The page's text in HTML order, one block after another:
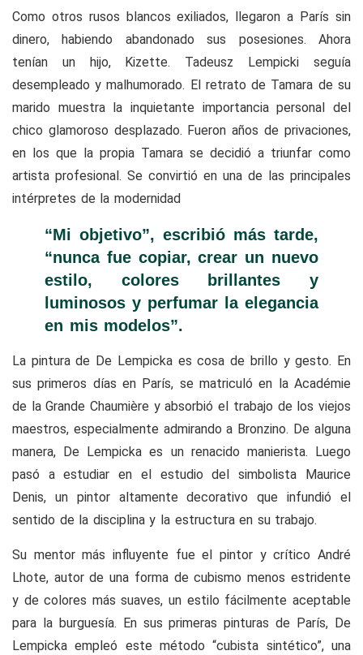
Como otros rusos blancos exiliados, llegaron a París sin
dinero, habiendo abandonado sus posesiones. Ahora
tenían un hijo, Kizette. Tadeusz Lempicki seguía
desempleado y malhumorado. El retrato de Tamara de su
marido muestra la inquietante importancia personal del
chico glamoroso desplazado. Fueron años de privaciones,
en los que la propia Tamara se decidió a triunfar como
artista profesional. Se convirtió en una de las principales
intérpretes de la modernidad
“Mi objetivo”, escribió más tarde,
“nunca fue copiar, crear un nuevo
estilo, colores brillantes y
luminosos y perfumar la elegancia
en mis modelos”.
La pintura de De Lempicka es cosa de brillo y gesto. En
sus primeros días en París, se matriculó en la Académie
de la Grande Chaumière y absorbió el trabajo de los viejos
maestros, especialmente admirando a Bronzino. De alguna
manera, De Lempicka es un renacido manierista. Luego
pasó a estudiar en el estudio del simbolista Maurice
Denis, un pintor altamente decorativo que infundió el
sentido de la disciplina y la estructura en su trabajo.
Su mentor más influyente fue el pintor y crítico André
Lhote, autor de una forma de cubismo menos estridente
y de colores más suaves, un estilo fácilmente aceptable
para la burguesía. En sus primeras pinturas de París, De
Lempicka empleó este método “cubista sintético”, una